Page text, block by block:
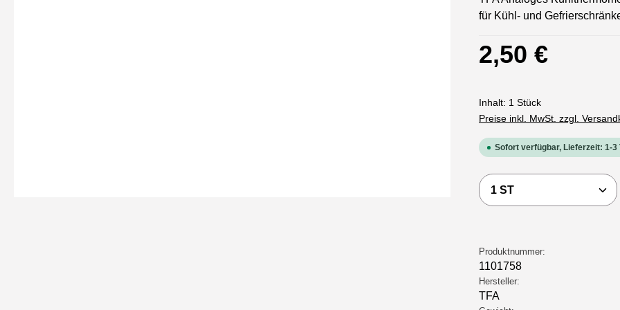
für Kühl- und
Regulärer Preis:
2,50 €
Inhalt: 1 Stück
Preise inkl. MwSt. zzgl.
Sofort verfügbar, Lieferzeit: 1-3
Produkt Anzahl:
Produktnummer:
1101758
Hersteller:
TFA